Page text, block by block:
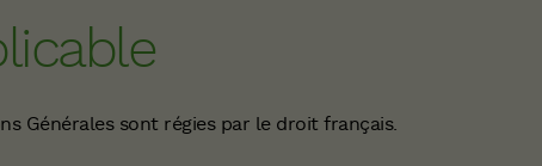
Générales sont régies par le droit français.